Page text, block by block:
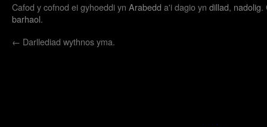
Cafod y cofnod ei gyhoeddi yn Arabedd a'i dagio yn dillad, nadolig.
barhaol.
← Darllediad wythnos yma.